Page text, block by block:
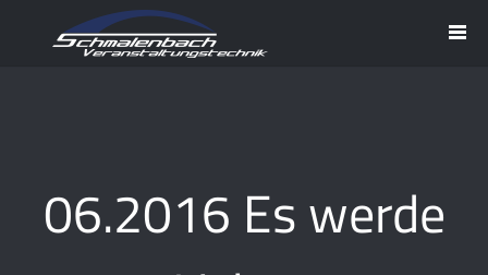
06.2016 Es werde